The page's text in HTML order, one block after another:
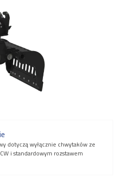
dotyczą wyłącznie chwytaków ze
i standardowym rozstawem